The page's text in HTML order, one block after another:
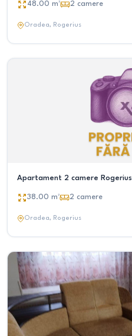
48.00 m² 2 camere
Oradea, Rogerius
Apartament 2 camere Rogerius
38.00 m² 2 camere
Oradea, Rogerius